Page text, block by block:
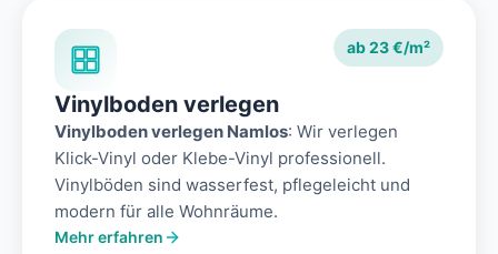
ab 23 €/m²
Vinylboden verlegen
Vinylboden verlegen Namlos: Wir verlegen
Klick-Vinyl oder Klebe-Vinyl professionell.
Vinylböden sind wasserfest, pflegeleicht und
modern für alle Wohnräume.
Mehr erfahren